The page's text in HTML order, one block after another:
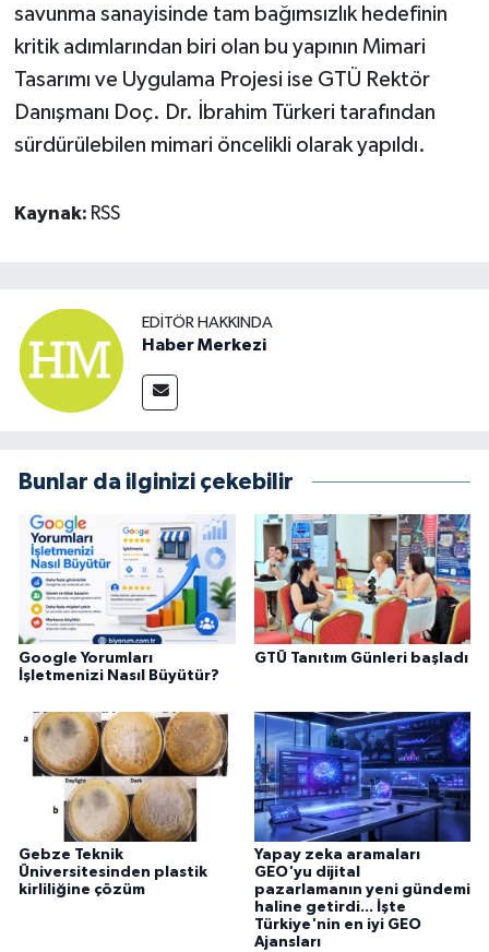
savunma sanayisinde tam bağımsızlık hedefinin
kritik adımlarından biri olan bu yapının Mimari
Tasarımı ve Uygulama Projesi ise GTÜ Rektör
Danışmanı Doç. Dr. İbrahim Türkeri tarafından
sürdürülebilen mimari öncelikli olarak yapıldı.
Kaynak: RSS
EDITÖR HAKKINDA
Haber Merkezi
Bunlar da ilginizi çekebilir
Google Yorumları
İşletmenizi Nasıl Büyütür?
GTÜ Tanıtım Günleri başladı
Gebze Teknik
Üniversitesinden plastik
kirliliğine çözüm
Yapay zeka aramaları
GEO'yu dijital
pazarlamanın yeni gündemi
haline getirdi... İşte
Türkiye'nin en iyi GEO
Ajansları